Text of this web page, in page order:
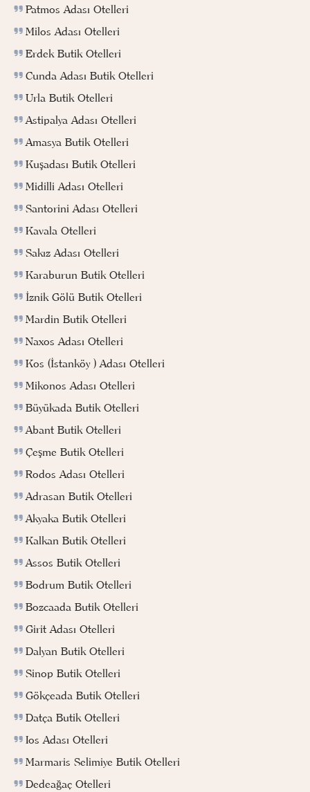
Patmos Adası Otelleri
Milos Adası Otelleri
Erdek Butik Otelleri
Cunda Adası Butik Otelleri
Urla Butik Otelleri
Astipalya Adası Otelleri
Amasya Butik Otelleri
Kuşadası Butik Otelleri
Midilli Adası Otelleri
Santorini Adası Otelleri
Kavala Otelleri
Sakız Adası Otelleri
Karaburun Butik Otelleri
İznik Gölü Butik Otelleri
Mardin Butik Otelleri
Naxos Adası Otelleri
Kos (İstanköy ) Adası Otelleri
Mikonos Adası Otelleri
Büyükada Butik Otelleri
Abant Butik Otelleri
Çeşme Butik Otelleri
Rodos Adası Otelleri
Adrasan Butik Otelleri
Akyaka Butik Otelleri
Kalkan Butik Otelleri
Assos Butik Otelleri
Bodrum Butik Otelleri
Bozcaada Butik Otelleri
Girit Adası Otelleri
Dalyan Butik Otelleri
Sinop Butik Otelleri
Gökçeada Butik Otelleri
Datça Butik Otelleri
Ios Adası Otelleri
Marmaris Selimiye Butik Otelleri
Dedeağaç Otelleri